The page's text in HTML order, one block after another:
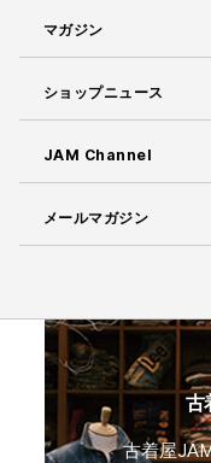
マガジン
ショップニュース
JAM Channel
メールマガジン
古
古着屋